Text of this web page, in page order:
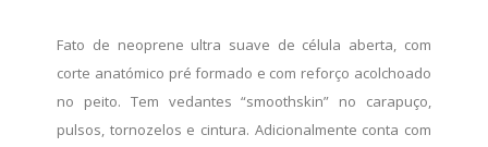
Fato de neoprene ultra suave de célula aberta, com
corte anatómico pré formado e com reforço acolchoado
no peito. Tem vedantes “smoothskin” no carapuço,
pulsos, tornozelos e cintura. Adicionalmente conta com